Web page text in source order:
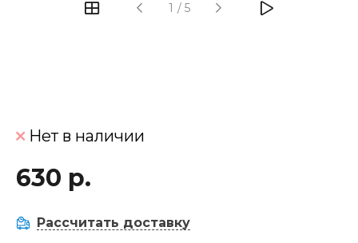
1 / 5
Нет в наличии
630 р.
Рассчитать доставку